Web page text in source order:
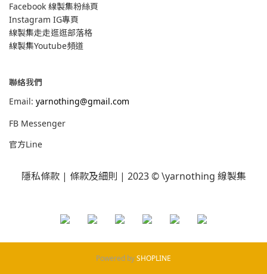
Facebook 線製集粉絲頁
Instagram IG專頁
線製集走走逛逛部落格
線製集Youtube頻道
聯絡我們
Email: yarnothing@gmail.com
FB Messenger
官方Line
隱私條款 | 條款及細則 | 2023 © \yarnothing 線製集
Powered bySHOPLINE